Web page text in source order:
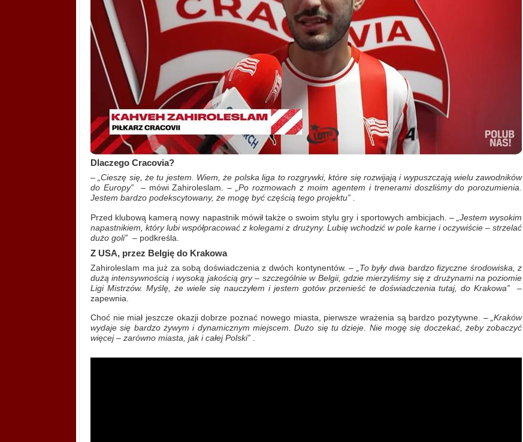
Dlaczego Cracovia?
–„Cieszę się, że tu jestem. Wiem, że polska liga to rozgrywki, które się rozwijają i wypuszczają wielu zawodników
do Europy”– mówi Zahiroleslam. –„Po rozmowach z moim agentem i trenerami doszliśmy do porozumienia.
Jestem bardzo podekscytowany, że mogę być częścią tego projektu” .
Przed klubową kamerą nowy napastnik mówił także o swoim stylu gry i sportowych ambicjach. – „Jestemwysokim
napastnikiem, który lubi współpracować z kolegami z drużyny. Lubię wchodzić w pole karne i oczywiście – strzelać
dużo goli” – podkreśla.
Z USA, przez Belgię do Krakowa
Zahiroleslam ma już za sobą doświadczenia z dwóch kontynentów. – „To były dwa bardzo fizyczne środowiska, z
dużą intensywnością i wysoką jakością gry – szczególnie w Belgii, gdzie mierzyliśmy się z drużynami na poziomie
Ligi Mistrzów. Myślę, że wiele się nauczyłem i jestem gotów przenieść te doświadczenia tutaj, do Krakowa” –
zapewnia.
Choć nie miał jeszcze okazji dobrze poznać nowego miasta, pierwsze wrażenia są bardzo pozytywne. –„Kraków
wydaje się bardzo żywym i dynamicznym miejscem. Dużo się tu dzieje. Nie mogę się doczekać, żeby zobaczyć
więcej – zarówno miasta, jak i całej Polski” .